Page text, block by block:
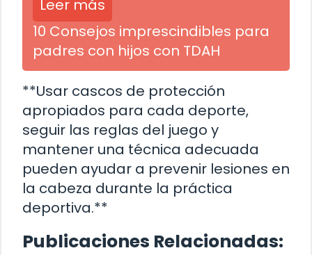
Leer más
10 Consejos imprescindibles para
padres con hijos con TDAH
**Usar cascos de protección
apropiados para cada deporte,
seguir las reglas del juego y
mantener una técnica adecuada
pueden ayudar a prevenir lesiones en
la cabeza durante la práctica
deportiva.**
Publicaciones Relacionadas: